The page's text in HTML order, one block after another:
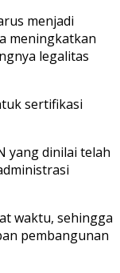
menjadi
meningkatkan
legalitas
sertifikasi
yang dinilai telah
waktu, sehingga
pembangunan